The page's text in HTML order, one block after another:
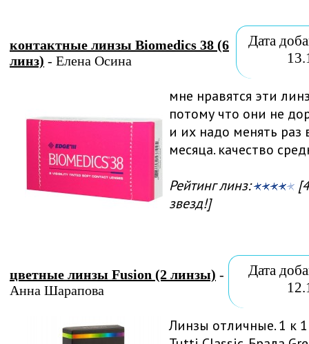
контактные линзы Biomedics 38 (6
линз) - Елена Осина
Дата
мне нравятся эти
потому что они не
и их надо менять раз
месяца. качество
Рейтинг линз:
звезд!]
цветные линзы Fusion (2 линзы) -
Анна Шарапова
Дата
Линзы отличные. 1 к